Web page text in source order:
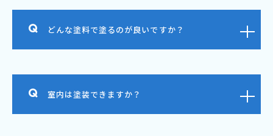
どんな塗料で塗るのが良いですか？
室内は塗装できますか？